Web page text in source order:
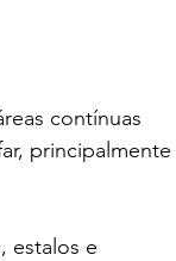
contínuas
principalmente
estalos e